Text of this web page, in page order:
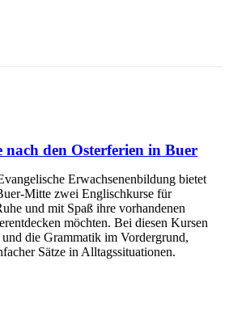
nach den Osterferien in Buer
Erwachsenenbildung bietet
Mitte zwei Englischkurse für
und mit Spaß ihre vorhandenen
möchten. Bei diesen Kursen
die Grammatik im Vordergrund,
Sätze in Alltagssituationen.